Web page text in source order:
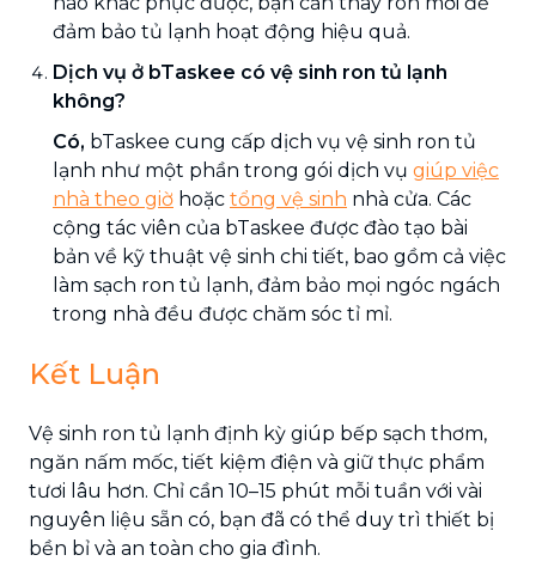
đảm bảo tủ lạnh hoạt động hiệu quả.
Dịch vụ ở bTaskee có vệ sinh ron tủ lạnh
không?
Có, bTaskee cung cấp dịch vụ vệ sinh ron tủ
lạnh như một phần trong gói dịch vụ giúp việc
nhà theo giờ hoặc tổng vệ sinh nhà cửa. Các
cộng tác viên của bTaskee được đào tạo bài
bản về kỹ thuật vệ sinh chi tiết, bao gồm cả việc
làm sạch ron tủ lạnh, đảm bảo mọi ngóc ngách
trong nhà đều được chăm sóc tỉ mỉ.
Kết Luận
Vệ sinh ron tủ lạnh định kỳ giúp bếp sạch thơm,
ngăn nấm mốc, tiết kiệm điện và giữ thực phẩm
tươi lâu hơn. Chỉ cần 10–15 phút mỗi tuần với vài
nguyên liệu sẵn có, bạn đã có thể duy trì thiết bị
bền bỉ và an toàn cho gia đình.